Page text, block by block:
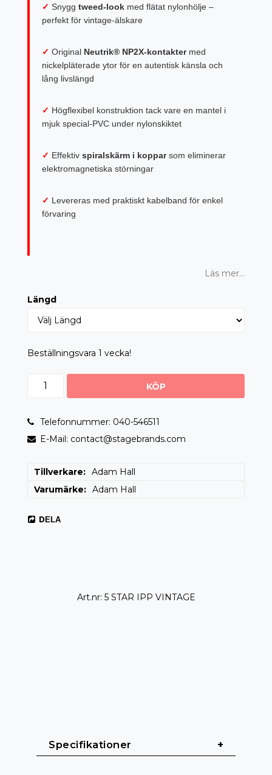
✓ Snygg tweed-look med flätat nylonhölje –
perfekt för vintage-älskare
✓ Original Neutrik® NP2X-kontaktermed
nickelpläterade ytor för en autentisk känsla och
lång livslängd
✓ Högflexibel konstruktion tack vare en mantel i
mjuk special-PVC under nylonskiktet
✓ Effektiv spiralskärm i kopparsom eliminerar
elektromagnetiska störningar
✓ Levereras med praktiskt kabelband för enkel
förvaring
Läs mer...
Längd
Beställningsvara 1 vecka!
KÖP
Telefonnummer: 040-546511
E-Mail: contact@stagebrands.com
Tillverkare
Adam Hall
Varumärke
Adam Hall
DELA
Art.nr: 5 STAR IPP VINTAGE
Specifikationer